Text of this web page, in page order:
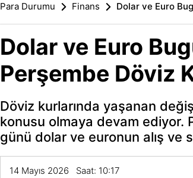
Para Durumu Finans Dolar ve Euro
Dolar ve Euro
Perşembe Döviz
Döviz kurlarında yaşanan
konusu olmaya devam ediyor.
günü dolar ve euronun alış ve
14 Mayıs 2026 Saat: 10:17